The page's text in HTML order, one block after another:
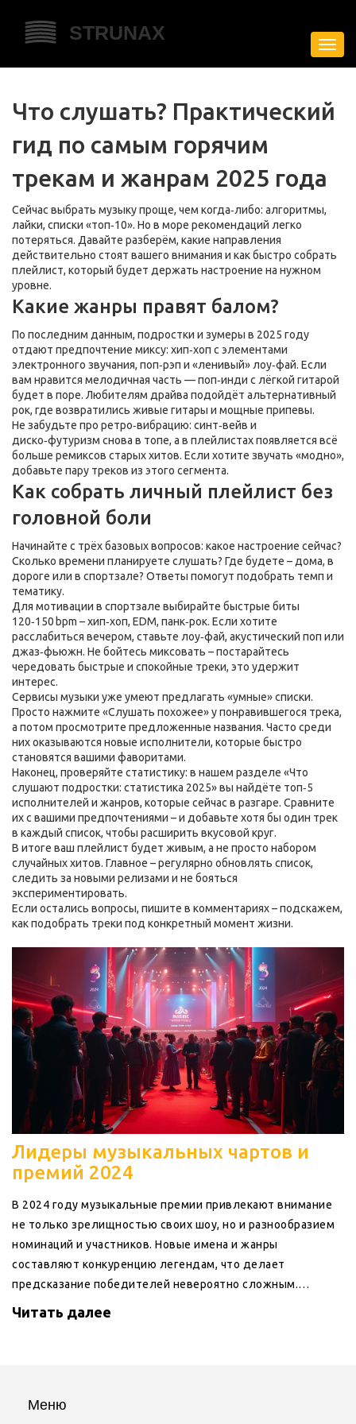
Что слушать? Практический
гид по самым горячим
трекам и жанрам 2025 года
Сейчас выбрать музыку проще, чем когда‑либо: алгоритмы,
лайки, списки «топ‑10». Но в море рекомендаций легко
потеряться. Давайте разберём, какие направления
действительно стоят вашего внимания и как быстро собрать
плейлист, который будет держать настроение на нужном
уровне.
Какие жанры правят балом?
По последним данным, подростки и зумеры в 2025 году
отдают предпочтение миксу: хип‑хоп с элементами
электронного звучания, поп‑рэп и «ленивый» лоу‑фай. Если
вам нравится мелодичная часть — поп‑инди с лёгкой гитарой
будет в поре. Любителям драйва подойдёт альтернативный
рок, где возвратились живые гитары и мощные припевы.
Не забудьте про ретро‑вибрацию: синт‑вейв и
диско‑футуризм снова в топе, а в плейлистах появляется всё
больше ремиксов старых хитов. Если хотите звучать «модно»,
добавьте пару треков из этого сегмента.
Как собрать личный плейлист без
головной боли
Начинайте с трёх базовых вопросов: какое настроение сейчас?
Сколько времени планируете слушать? Где будете – дома, в
дороге или в спортзале? Ответы помогут подобрать темп и
тематику.
Для мотивации в спортзале выбирайте быстрые биты
120‑150 bpm – хип‑хоп, EDM, панк‑рок. Если хотите
расслабиться вечером, ставьте лоу‑фай, акустический поп или
джаз‑фьюжн. Не бойтесь миксовать – постарайтесь
чередовать быстрые и спокойные треки, это удержит
интерес.
Сервисы музыки уже умеют предлагать «умные» списки.
Просто нажмите «Слушать похожее» у понравившегося трека,
а потом просмотрите предложенные названия. Часто среди
них оказываются новые исполнители, которые быстро
становятся вашими фаворитами.
Наконец, проверяйте статистику: в нашем разделе «Что
слушают подростки: статистика 2025» вы найдёте топ‑5
исполнителей и жанров, которые сейчас в разгаре. Сравните
их с вашими предпочтениями – и добавьте хотя бы один трек
в каждый список, чтобы расширить вкусовой круг.
В итоге ваш плейлист будет живым, а не просто набором
случайных хитов. Главное – регулярно обновлять список,
следить за новыми релизами и не бояться
экспериментировать.
Если остались вопросы, пишите в комментариях – подскажем,
как подобрать треки под конкретный момент жизни.
Лидеры музыкальных чартов и
премий 2024
В 2024 году музыкальные премии привлекают внимание
не только зрелищностью своих шоу, но и разнообразием
номинаций и участников. Новые имена и жанры
составляют конкуренцию легендам, что делает
предсказание победителей невероятно сложным.
последние годы успел запомниться яркими хитами. В
Читать далее
Меню